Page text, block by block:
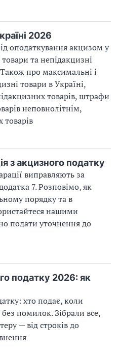
2026
оподаткування акцизом у
та непідакцизні
про максимальні і
товари в Україні,
товарів, штрафи
неповнолітнім,
товарів
з акцизного податку
виправляють за
7. Розповімо, як
порядку та в
нашими
подати уточнення до
податку 2026: як
хто подає, коли
помилок. Зібрали все,
— від строків до